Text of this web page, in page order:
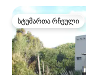
სტუმართა რჩეული
სტუმართა რჩეული